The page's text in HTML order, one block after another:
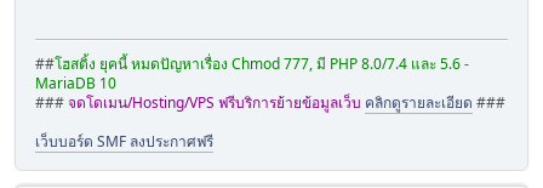
##โฮสติ้ง ยุคนี้ หมดปัญหาเรื่อง Chmod 777, มี PHP 8.0/7.4 และ 5.6 -
MariaDB 10
###จดโดเมน/Hosting/VPS ฟรีบริการย้ายข้อมูลเว็บ คลิกดูรายละเอียด ###
เว็บบอร์ด SMF ลงประกาศฟรี